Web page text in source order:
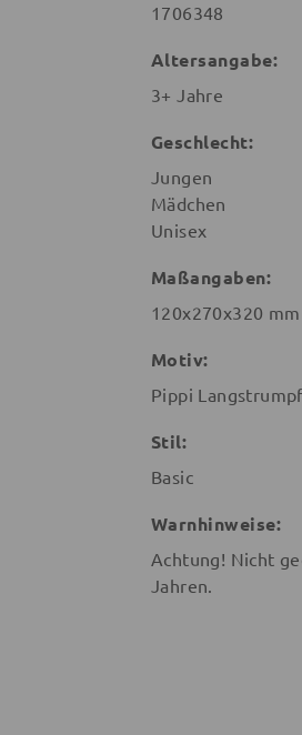
1706348
Altersangabe:
3+ Jahre
Geschlecht:
Jungen
Mädchen
Unisex
Maßangaben:
120x270x320 mm
Motiv:
Pippi Langstrumpf
Stil:
Basic
Warnhinweise:
Achtung! Nicht
Jahren.